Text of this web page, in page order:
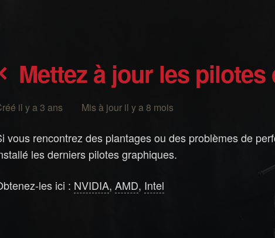
Mettez à jour les
il y a 3 ans Mis à jour il y a 8 mois
vous rencontrez des plantages ou des problèmes de
les derniers pilotes graphiques.
les ici : NVIDIA,AMD, Intel